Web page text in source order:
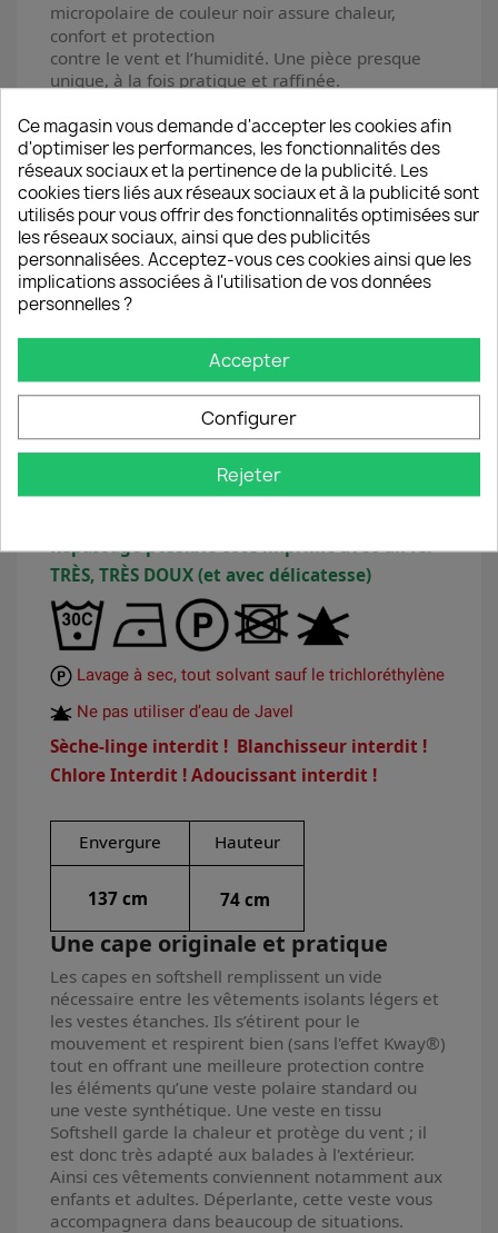
micropolaire de couleur noir assure chaleur,
confort et protection
contre le vent et l’humidité. Une pièce presque
unique, à la fois pratique et raffinée.
Pressionnée sur le devant
Passe-bras souligné par pression
Surpiqûres nervures pour éviter infiltration
des eaux de pluie
Fermeture par pression sur le devant
Placement des motifs aléatoire
100% polyester
Taille unique (sur mesure prendre contact)
Matériau résistant, souple et confortable.
Entretien facile : petites salissures un coup
d'éponge.
Lavage 30° Petit essorage 400 T / min.
Repassage possible coté imprimé avec un fer
TRÈS, TRÈS DOUX (et avec délicatesse)
Lavage à sec, tout solvant sauf le trichloréthylène
Ne pas utiliser d’eau de Javel
Sèche-linge interdit ! Blanchisseur interdit !
Chlore Interdit ! Adoucissant interdit !
Envergure Hauteur
137 cm 74 cm
Une cape originale et pratique
Les capes en softshell remplissent un vide
nécessaire entre les vêtements isolants légers et
les vestes étanches. Ils s’étirent pour le
mouvement et respirent bien (sans l'effet Kway®)
tout en offrant une meilleure protection contre
les éléments qu’une veste polaire standard ou
une veste synthétique. Une veste en tissu
Softshell garde la chaleur et protège du vent ; il
est donc très adapté aux balades à l'extérieur.
Ainsi ces vêtements conviennent notamment aux
enfants et adultes. Déperlante, cette veste vous
accompagnera dans beaucoup de situations.
Ce magasin vous demande d'accepter les cookies afin
d'optimiser les performances, les fonctionnalités des
réseaux sociaux et la pertinence de la publicité. Les
cookies tiers liés aux réseaux sociaux et à la publicité sont
utilisés pour vous offrir des fonctionnalités optimisées sur
les réseaux sociaux, ainsi que des publicités
personnalisées. Acceptez-vous ces cookies ainsi que les
implications associées à l'utilisation de vos données
personnelles ?
Accepter
Configurer
Rejeter